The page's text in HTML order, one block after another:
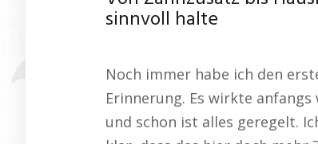
sinnvoll halte
Noch immer habe ich den
Erinnerung. Es wirkte anfangs
und schon ist alles geregelt.